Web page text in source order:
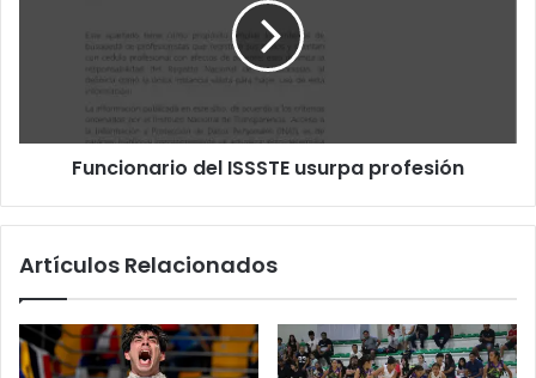
Funcionario del ISSSTE usurpa profesión
Artículos Relacionados